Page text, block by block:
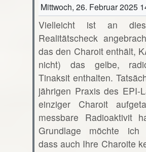
Mittwoch, 26. Februar 2025
Vielleicht ist an
Realitätscheck
das den Charoit enthält,
nicht) das gelbe,
Tinaksit enthalten.
jährigen Praxis des EPI-
einziger Charoit
messbare Radioaktivit
Grundlage möchte ich
dass auch Ihre Charoite